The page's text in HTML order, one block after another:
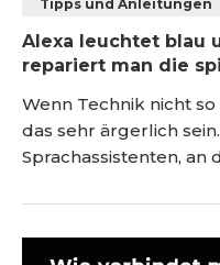
Tipps und Anleitungen
Alexa leuchtet blau
repariert man die
Wenn Technik nicht
das sehr ärgerlich
Sprachassistenten, an
verlassen, können
und Nerven kosten.